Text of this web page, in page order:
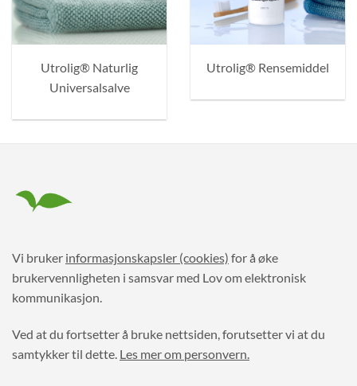
Utrolig® Naturlig
Universalsalve
Utrolig® Rensemiddel
Vi bruker informasjonskapsler (cookies) for å øke
brukervennligheten i samsvar med Lov om elektronisk
kommunikasjon.
Ved at du fortsetter å bruke nettsiden, forutsetter vi at du
samtykker til dette. Les mer om personvern.